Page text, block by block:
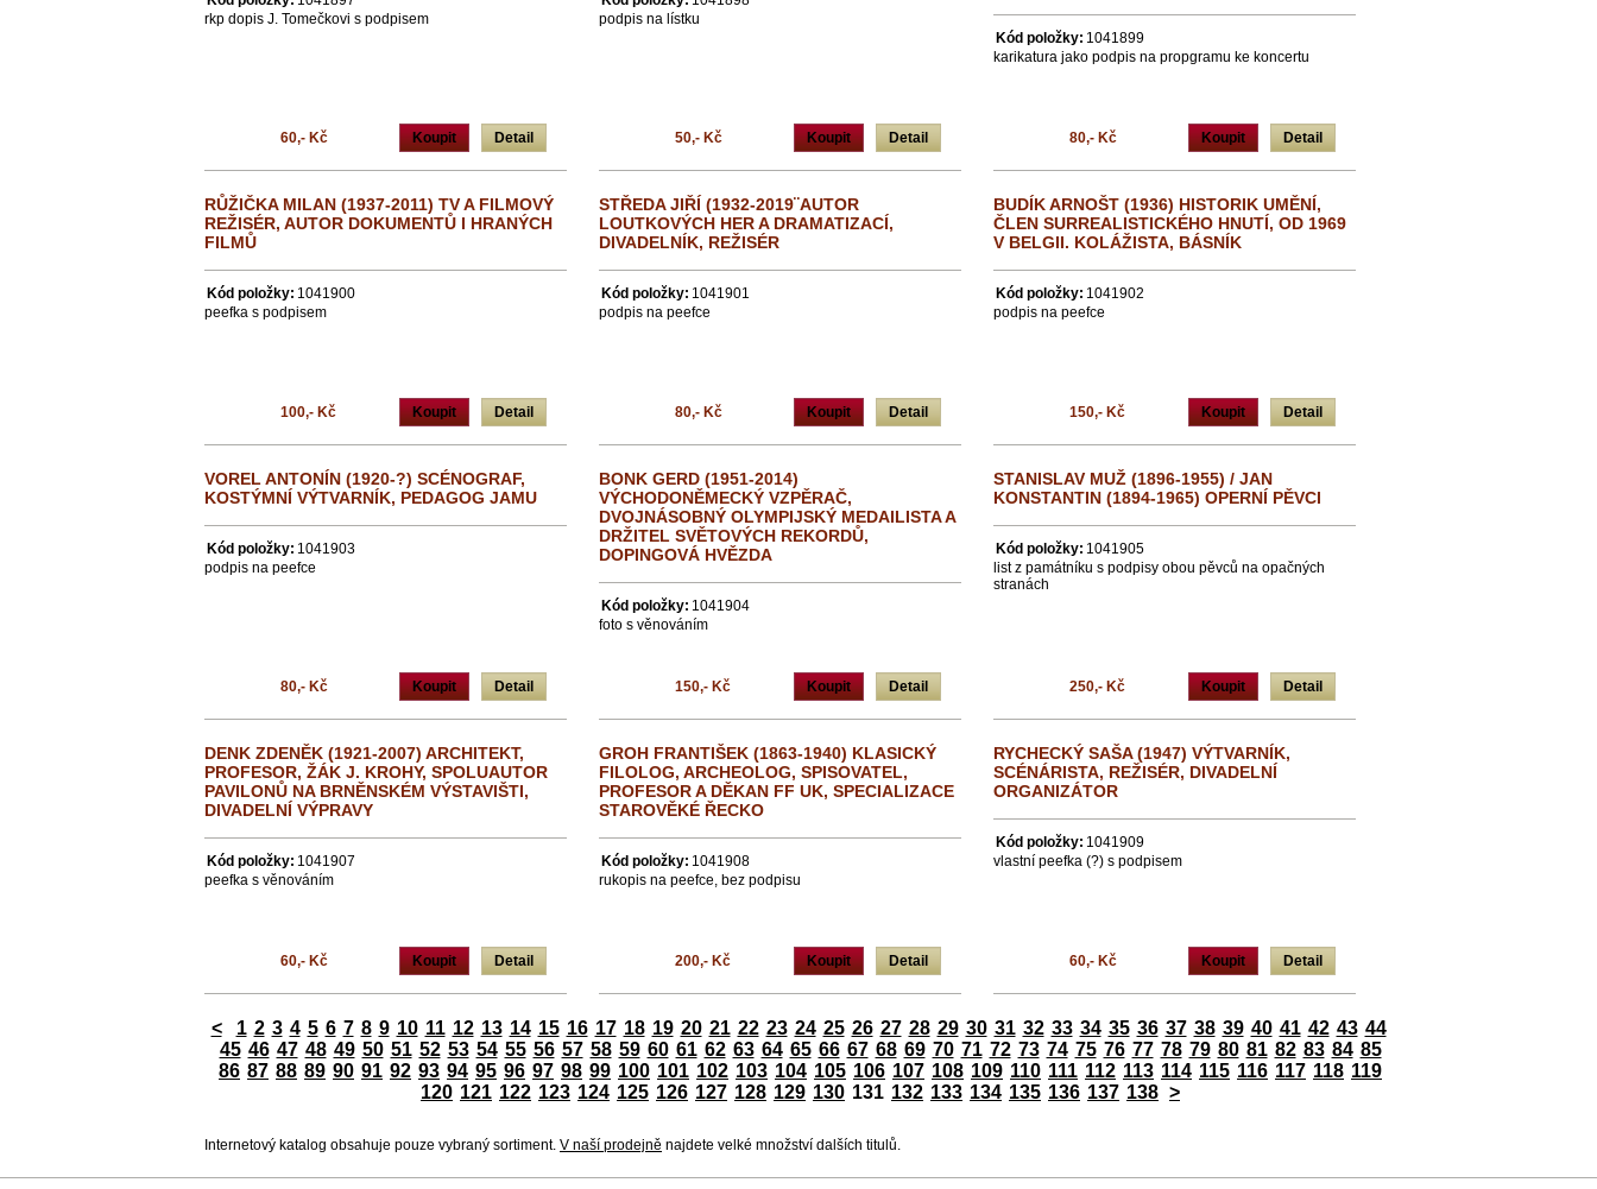
rkp dopis J. Tomečkovi s podpisem
Koupit Detail
60,- Kč
podpis na lístku
Koupit Detail
50,- Kč
Kód položky: 1041899
karikatura jako podpis na propgramu ke koncertu
Koupit Detail
80,- Kč
RŮŽIČKA MILAN (1937-2011) TV A FILMOVÝ
REŽISÉR, AUTOR DOKUMENTŮ I HRANÝCH
FILMŮ
Kód položky: 1041900
peefka s podpisem
Koupit Detail
100,- Kč
STŘEDA JIŘÍ (1932-2019¨AUTOR
LOUTKOVÝCH HER A DRAMATIZACÍ,
DIVADELNÍK, REŽISÉR
Kód položky: 1041901
podpis na peefce
Koupit Detail
80,- Kč
BUDÍK ARNOŠT (1936) HISTORIK UMĚNÍ,
ČLEN SURREALISTICKÉHO HNUTÍ, OD 1969
V BELGII. KOLÁŽISTA, BÁSNÍK
Kód položky: 1041902
podpis na peefce
Koupit Detail
150,- Kč
VOREL ANTONÍN (1920-?) SCÉNOGRAF,
KOSTÝMNÍ VÝTVARNÍK, PEDAGOG JAMU
Kód položky: 1041903
podpis na peefce
Koupit Detail
80,- Kč
BONK GERD (1951-2014)
VÝCHODONĚMECKÝ VZPĚRAČ,
DVOJNÁSOBNÝ OLYMPIJSKÝ MEDAILISTA A
DRŽITEL SVĚTOVÝCH REKORDŮ,
DOPINGOVÁ HVĚZDA
Kód položky: 1041904
foto s věnováním
Koupit Detail
150,- Kč
STANISLAV MUŽ (1896-1955) / JAN
KONSTANTIN (1894-1965) OPERNÍ PĚVCI
Kód položky: 1041905
list z památníku s podpisy obou pěvců na opačných
stranách
Koupit Detail
250,- Kč
DENK ZDENĚK (1921-2007) ARCHITEKT,
PROFESOR, ŽÁK J. KROHY, SPOLUAUTOR
PAVILONŮ NA BRNĚNSKÉM VÝSTAVIŠTI,
DIVADELNÍ VÝPRAVY
Kód položky: 1041907
peefka s věnováním
Koupit Detail
60,- Kč
GROH FRANTIŠEK (1863-1940) KLASICKÝ
FILOLOG, ARCHEOLOG, SPISOVATEL,
PROFESOR A DĚKAN FF UK, SPECIALIZACE
STAROVĚKÉ ŘECKO
Kód položky: 1041908
rukopis na peefce, bez podpisu
Koupit Detail
200,- Kč
RYCHECKÝ SAŠA (1947) VÝTVARNÍK,
SCÉNÁRISTA, REŽISÉR, DIVADELNÍ
ORGANIZÁTOR
Kód položky: 1041909
vlastní peefka (?) s podpisem
Koupit Detail
60,- Kč
< 1 2 3 4 5 6 7 8 9 10 11 12 13 14 15 16 17 18 19 20 21 22 23 24 25 26 27 28 29 30 31 32 33 34 35 36 37 38 39 40 41 42 43 44
45 46 47 48 49 50 51 52 53 54 55 56 57 58 59 60 61 62 63 64 65 66 67 68 69 70 71 72 73 74 75 76 77 78 79 80 81 82 83 84 85
86 87 88 89 90 91 92 93 94 95 96 97 98 99 100 101 102 103 104 105 106 107 108 109 110 111 112 113 114 115 116 117 118 119
120 121 122 123 124 125 126 127 128 129 130 131 132 133 134 135 136 137 138 >
Internetový katalog obsahuje pouze vybraný sortiment. V naší prodejně najdete velké množství dalších titulů.